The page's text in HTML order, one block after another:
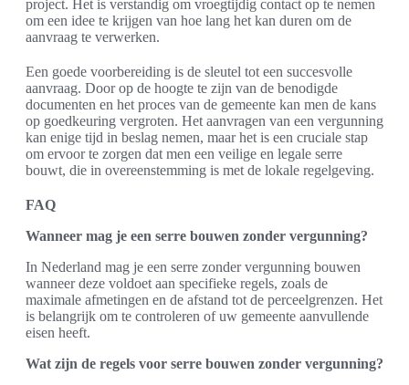
project. Het is verstandig om vroegtijdig contact op te nemen
om een idee te krijgen van hoe lang het kan duren om de
aanvraag te verwerken.
Een goede voorbereiding is de sleutel tot een succesvolle
aanvraag. Door op de hoogte te zijn van de benodigde
documenten en het proces van de gemeente kan men de kans
op goedkeuring vergroten. Het aanvragen van een vergunning
kan enige tijd in beslag nemen, maar het is een cruciale stap
om ervoor te zorgen dat men een veilige en legale serre
bouwt, die in overeenstemming is met de lokale regelgeving.
FAQ
Wanneer mag je een serre bouwen zonder vergunning?
In Nederland mag je een serre zonder vergunning bouwen
wanneer deze voldoet aan specifieke regels, zoals de
maximale afmetingen en de afstand tot de perceelgrenzen. Het
is belangrijk om te controleren of uw gemeente aanvullende
eisen heeft.
Wat zijn de regels voor serre bouwen zonder vergunning?